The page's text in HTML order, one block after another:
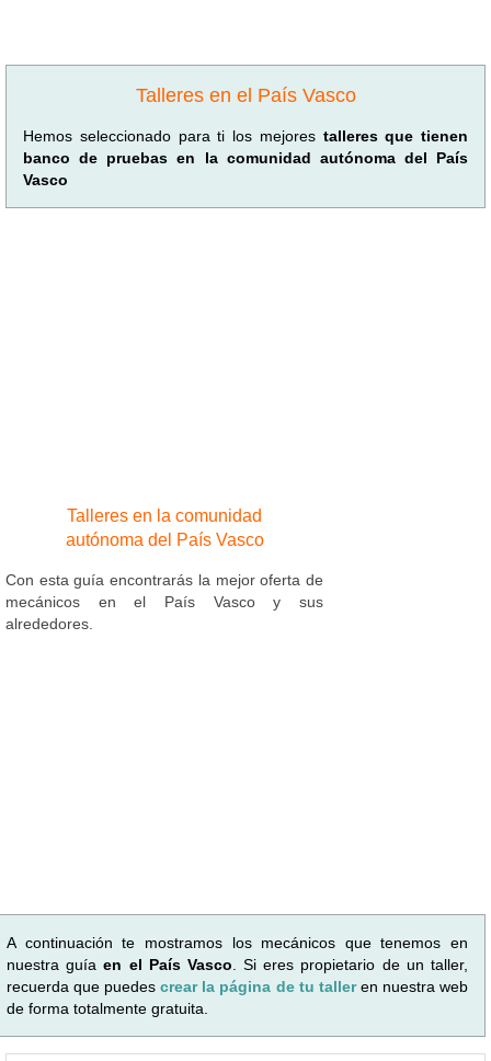
Talleres en el País Vasco
Hemos seleccionado para ti los mejores talleres que tienen
banco de pruebas en la comunidad autónoma del País
Vasco
Talleres en la comunidad
autónoma del País Vasco
Con esta guía encontrarás la mejor oferta de
mecánicos en el País Vasco y sus
alrededores.
A continuación te mostramos los mecánicos que tenemos en
nuestra guíaen el País Vasco . Si eres propietario de un taller,
recuerda que puedescrear la página de tu talleren nuestra web
de forma totalmente gratuita.